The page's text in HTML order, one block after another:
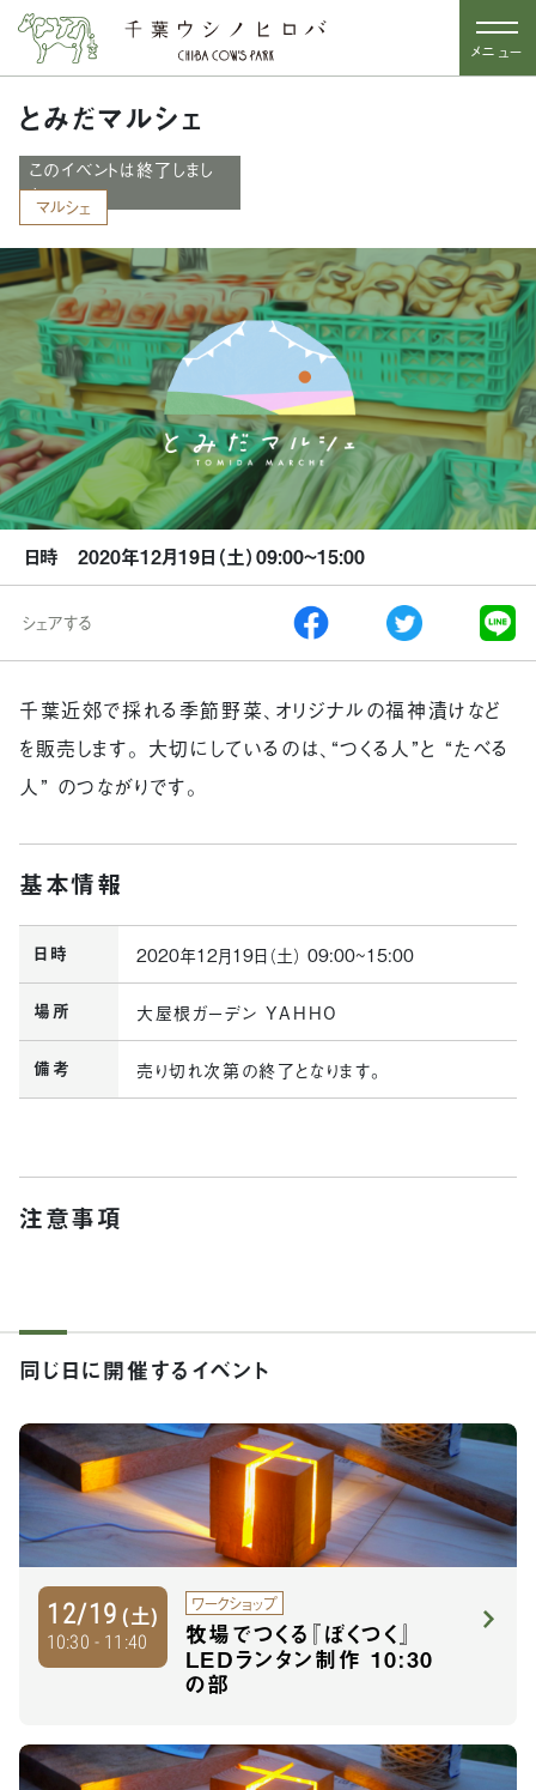
メニュー
とみだマルシェ
このイベントは終了しまし
たマルシェ
日時 2020年12月19日（土）09:00~15:00
シェアする
千葉近郊で採れる季節野菜、オリジナルの福神漬けなど
を販売します。 大切にしているのは、“つくる人”と “たべる
人” のつながりです。
基本情報
日時 2020年12月19日（土） 09:00~15:00
場所 大屋根ガーデン YAHHO
備考 売り切れ次第の終了となります。
注意事項
同じ日に開催するイベント
12/19 (土)
10:30 - 11:40
ワークショップ
牧場でつくる『ぼくつく』
LEDランタン制作 10:30
の部